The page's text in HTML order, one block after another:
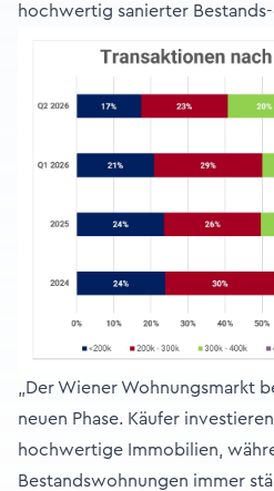
hochwertig sanierter
„Der Wiener Wohnungsmarkt
neuen Phase. Käufer
hochwertige Immobilien,
Bestandswohnungen immer